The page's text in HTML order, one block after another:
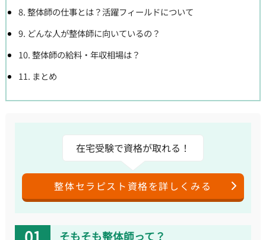
8. 整体師の仕事とは？活躍フィールドについて
9. どんな人が整体師に向いているの？
10. 整体師の給料・年収相場は？
11. まとめ
在宅受験で資格が取れる！
整体セラピスト資格を詳しくみる
そもそも整体師って？